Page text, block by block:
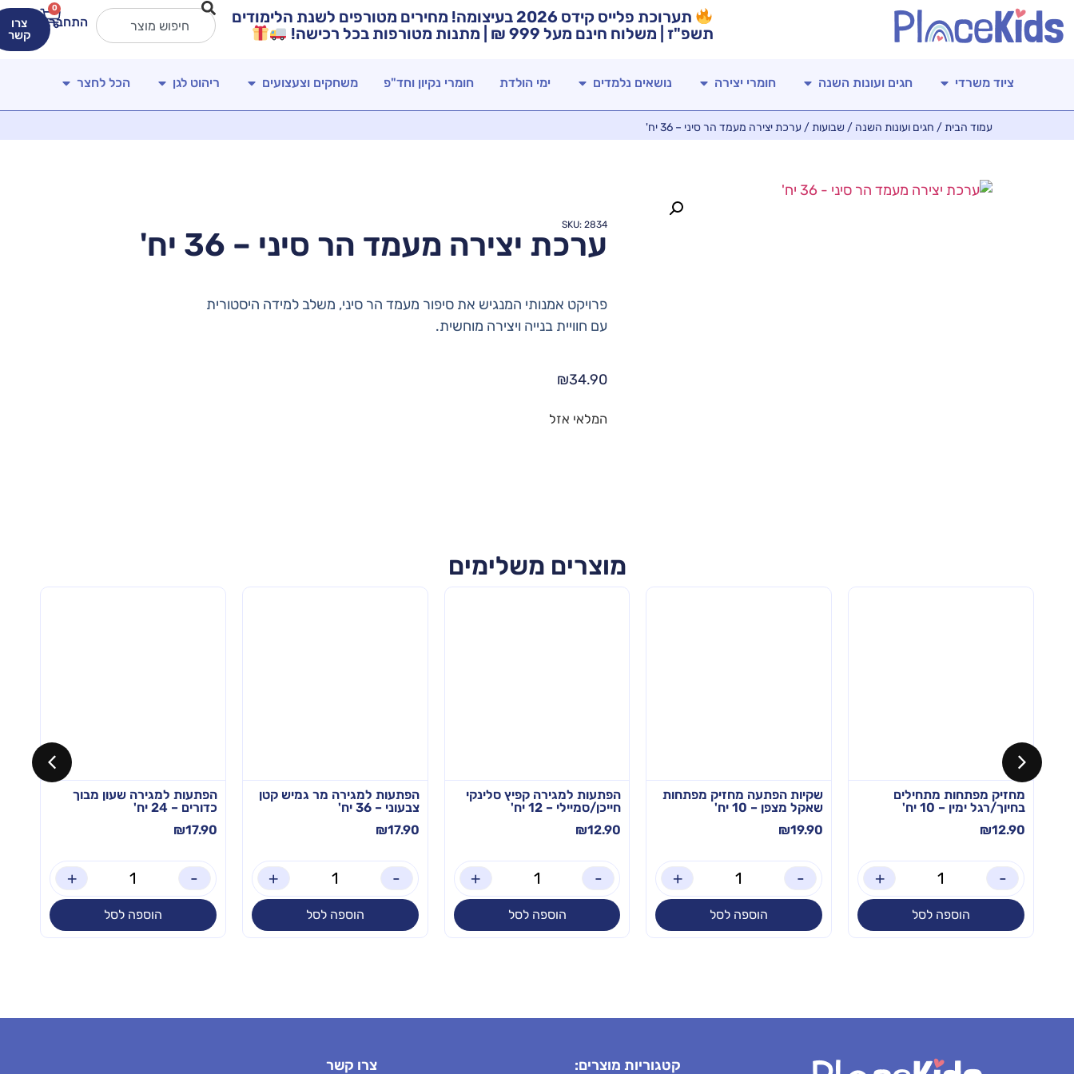
תערוכת פלייס קידס 2026 בעיצומה! מחירים מטורפים לשנת הלימודים
תשפ"ז | משלוח חינם מעל 999 ₪ | מתנות מטורפות בכל רכישה!
התחברות
0
צרו
קשר
ציוד משרדי חגים ועונות השנה חומרי יצירה נושאים נלמדים ימי הולדת חומרי נקיון וחד"פ משחקים וצעצועים ריהוט לגן הכל לחצר
עמוד הבית/ חגים ועונות השנה / שבועות/ ערכת יצירה מעמד הר סיני – 36 יח'
SKU: 2834
ערכת יצירה מעמד הר סיני – 36 יח'
פרויקט אמנותי המנגיש את סיפור מעמד הר סיני, משלב למידה היסטורית
עם חוויית בנייה ויצירה מוחשית.
₪34.90
המלאי אזל
מוצרים משלימים
מחזיק מפתחות מתחילים
בחיוך/רגל ימין – 10 יח'
₪12.90
-
+
הוספה לסל
שקיות הפתעה מחזיק מפתחות
שאקל מצפן – 10 יח'
₪19.90
-
+
הוספה לסל
הפתעות למגירה קפיץ סלינקי
חייכן/סמיילי – 12 יח'
₪12.90
-
+
הוספה לסל
הפתעות למגירה מר גמיש קטן
צבעוני – 36 יח'
₪17.90
-
+
הוספה לסל
הפתעות למגירה שעון מבוך
כדורים – 24 יח'
₪17.90
-
+
הוספה לסל
קטגוריות מוצרים:
צרו קשר